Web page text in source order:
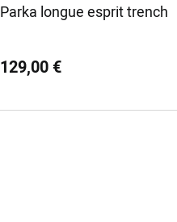
Parka longue esprit trench
129,00 €